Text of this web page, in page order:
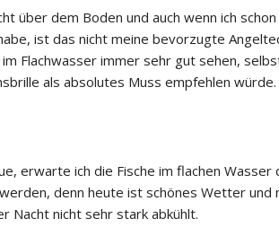
über dem Boden und auch wenn ich
ist das nicht meine bevorzugte
Flachwasser immer sehr gut sehen,
als absolutes Muss empfehlen würde.
erwarte ich die Fische im flachen Wasser
denn heute ist schönes Wetter und
Nacht nicht sehr stark abkühlt.